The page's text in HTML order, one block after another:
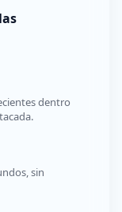
dentro
sin